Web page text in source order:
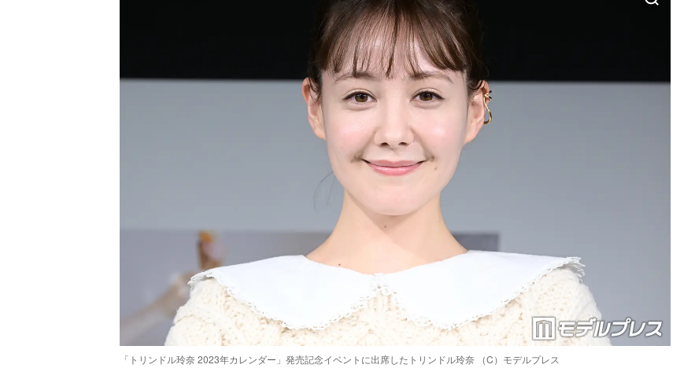
「トリンドル玲奈 2023年カレンダー」発売記念イベントに出席したトリンドル玲奈 （C）モデルプレス